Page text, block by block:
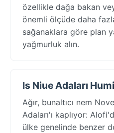
özellikle dağa bakan
önemli ölçüde daha fazla
sağanaklara göre plan
yağmurluk alın.
Is Niue Adaları
Ağır, bunaltıcı nem
Adaları'ı kaplıyor:
ülke genelinde benzer